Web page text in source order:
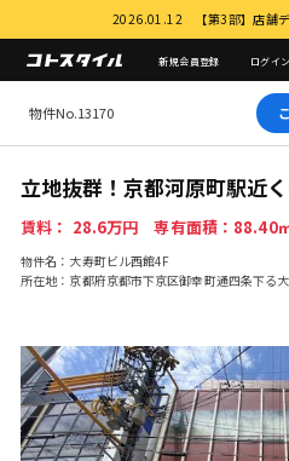
2026.01.12 【第3部】店舗デ
新規会員登録 ログイン
物件No.13170
立地抜群！京都河原町駅近
賃料： 28.6万円 専有面積：88.40
物件名：大寿町ビル西館4F
所在地：京都府京都市下京区御幸町通四条下る